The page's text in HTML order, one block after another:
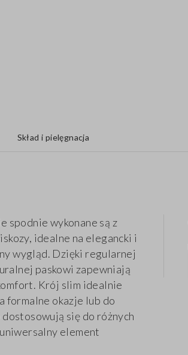
Skład i pielęgnacja
spodnie wykonane są z
idealne na elegancki i
wygląd. Dzięki regularnej
paskowi zapewniają
Krój slim idealnie
formalne okazje lub do
dostosowują się do różnych
element